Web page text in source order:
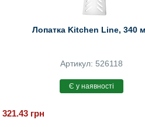
Лопатка Kitchen Line, 340
Артикул: 526118
321.43 грн